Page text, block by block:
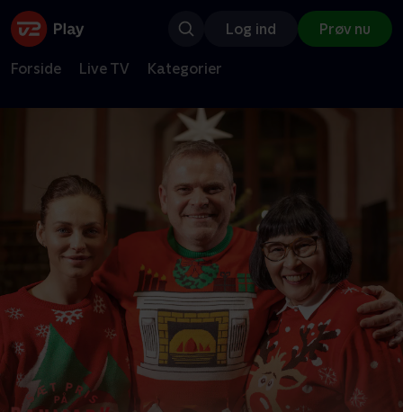
Log ind Prøv nu
Forside Live TV Kategorier